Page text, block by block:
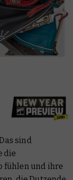
sind
die
fühlen und ihre